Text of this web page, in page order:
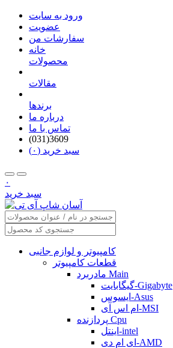
ورود به سایت
عضویت
سفارشات من
خانه
محصولات
مقالات
برندها
درباره ما
تماس با ما
(031)3609
سبد خرید (۰)
۰
سبد خرید
کامپیوتر و لوازم جانبی
قطعات کامپیوتر
مادربرد Main
گیگابایت-Gigabyte
ایسوس-Asus
ام اس آی-MSI
پردازنده Cpu
اینتل-intel
ای ام دی-AMD